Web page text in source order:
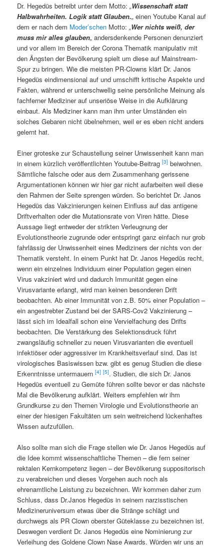
Dr. Hegedüs betreibt unter dem Motto: „Wissenschaft statt
Halbwahrheiten. Logik statt Glauben.„ einen Youtube Kanal auf
dem er nach dem Moder’schen Motto:„Wer nichts weiß, der
muss mir alles glauben„ andersdenkende Personen denunziert
und vor allem im Bereich der Corona Thematik manipulativ mit
den Ängsten der Bevölkerung spielt um diese auf Mainstream-
Spur zu bringen. Wie die meisten PR-Clowns klärt Dr. Janos
Hegedüs eindimensional auf und umschifft kritische Aspekte und
Fakten, während er unterschwellig seine persönliche Meinung als
fachferner Mediziner auf unseriöse Weise in die Aufklärung
einbaut. Als Mediziner kann man ihm unter Umständen ein
solches Gebaren nicht übelnehmen, weil er es eben nicht anders
gelernt hat.
Einer groteske zur Schaustellung seiner Unwissenheit kann man
in einem kürzlich veröffentlichten Youtube-Beitrag[3] beiwohnen.
Sämtliche falsche oder aus dem Zusammenhang gerissene
Argumentationen können wir hier gar nicht aufarbeiten weil diese
den Rahmen der Seite sprengen würden. So berichtet Dr. Janos
Hegedüs das Vakzinierungen keinen Einfluss auf das antigene
Driftverhalten oder die Mutationsrate von Viren hätte. Diese
Aussage liegt entweder der strikten Verleugnung der
Evolutionstheorie zugrunde oder entspringt ganz einfach nur grob
fahrlässig der Unwissenheit eines Mediziners der nichts von der
Thematik versteht. In einem Punkt hat Dr. Janos Hegedüs recht,
wenn ein einzelnes Individuum einer Population gegen einen
Virus vakziniert wird und dadurch Immunität gegen eine
Virusvariante erlangt, wird man keinen besonderen Drift
beobachten. Ab einer Immunität von z.B. 50% einer Population –
ein angestrebter Zustand bei der SARS-Cov2 Vakzinierung –
lässt sich im Idealfall schon eine Vervielfachung des Drifts
beobachten. Die Verstärkung des Selektionsdruck führt
zwangsläufig schneller zu neuen Virusvarianten die eventuell
infektiöser oder aggressiver im Krankheitsverlauf sind. Das ist
virologisches Basiswissen bzw. gibt es genug Studien die diese
Erkenntnisse untermauern[4] [5]. Studien, die sich Dr. Janos
Hegedüs eventuell zu Gemüte führen sollte bevor er das nächste
Mal die Bevölkerung aufklärt. Weiters empfehlen wir ihm
Grundkurse zu den Themen Virologie und Evolutionstheorie an
einer der hiesigen Fakultäten um sein weitreichend lückenhaftes
Wissen aufzufüllen.
Also sollte man sich die Frage stellen wie Dr. Janos Hegedüs auf
die Idee kommt wissenschaftliche Themen – die fern seiner
rektalen Kernkompetenz liegen – der Bevölkerung suppositorisch
zu verabreichen und dieses Vorgehen auch noch als
ehrenamtliche Leistung zu bezeichnen. Wir kommen daher zum
Schluss, dass Dr.Janos Hegedüs in seinem narzisstischen
Medizineruniversum etwas über die Stränge schlägt und
durchwegs als PR Clown oberster Güteklasse zu bezeichnen ist.
Deswegen verdient Dr. Janos Hegedüs eine Nominierung zur
Verleihung des Goldene Clown Nase Awards. Würden wir uns an